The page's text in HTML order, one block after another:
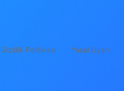
Gizlilik Politikası Yasal Uyarı